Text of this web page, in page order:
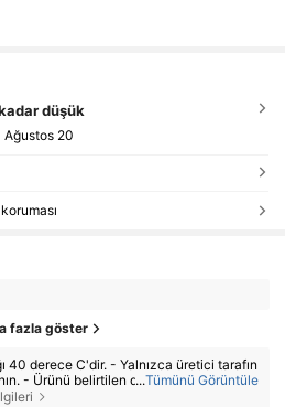
düşük
Ağustos 20
fazla göster
40 derece C'dir. - Yalnızca üretici tarafın
- Ürünü belirtilen değerler dahilinde ku
değişiklik yapmayın. - Aşırı ısın
...Tümünü Görüntüle